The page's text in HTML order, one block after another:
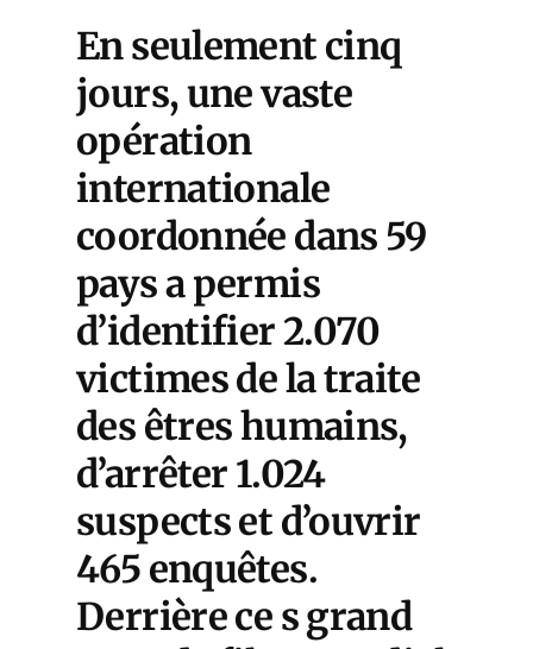
En seulement cinq
jours, une vaste
opération
internationale
coordonnée dans 59
pays a permis
d’identifier 2.070
victimes de la traite
des êtres humains,
d’arrêter 1.024
suspects et d’ouvrir
465 enquêtes.
Derrière ce s grand